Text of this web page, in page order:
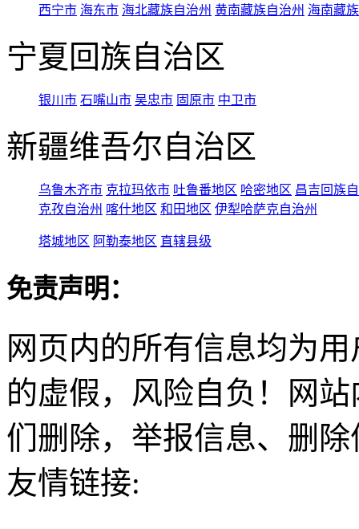
西宁市 海东市 海北藏族自治州 黄南藏族自治州 海南藏
宁夏回族自治区
银川市 石嘴山市 吴忠市 固原市 中卫市
新疆维吾尔自治区
乌鲁木齐市 克拉玛依市 吐鲁番地区 哈密地区 昌吉回族
克孜自治州 喀什地区 和田地区 伊犁哈萨克自治州
塔城地区 阿勒泰地区 直辖县级
免责声明：
网页内的所有信息均为
的虚假，风险自负！网
们删除，举报信息、删
友情链接: